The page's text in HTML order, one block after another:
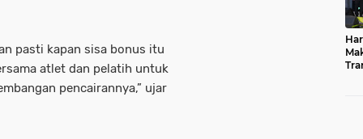
pasti kapan sisa bonus itu
atlet dan pelatih untuk
pencairannya,” ujar